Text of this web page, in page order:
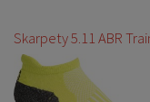
Skarpety 5.11 ABR